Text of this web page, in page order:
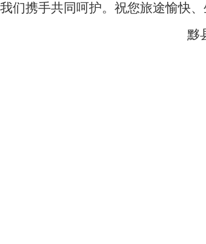
们携手共同呵护。祝您旅途愉快、
黟